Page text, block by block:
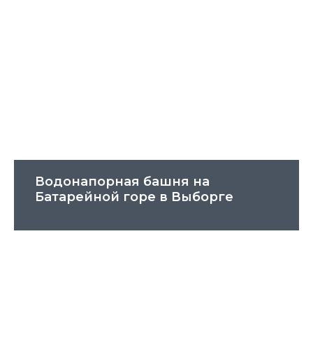
Водонапорная башня на
Батарейной горе в Выборге